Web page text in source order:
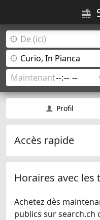
Profil
Accès rapide
Horaires avec
Achetez dès
publics sur